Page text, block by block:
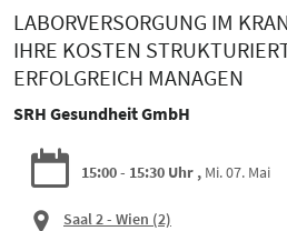
LABORVERSORGUNG IM
IHRE KOSTEN
ERFOLGREICH MANAGEN
SRH Gesundheit GmbH
15:00 - 15:30 Uhr Mi. 07. Mai
Saal 2 - Wien (2)